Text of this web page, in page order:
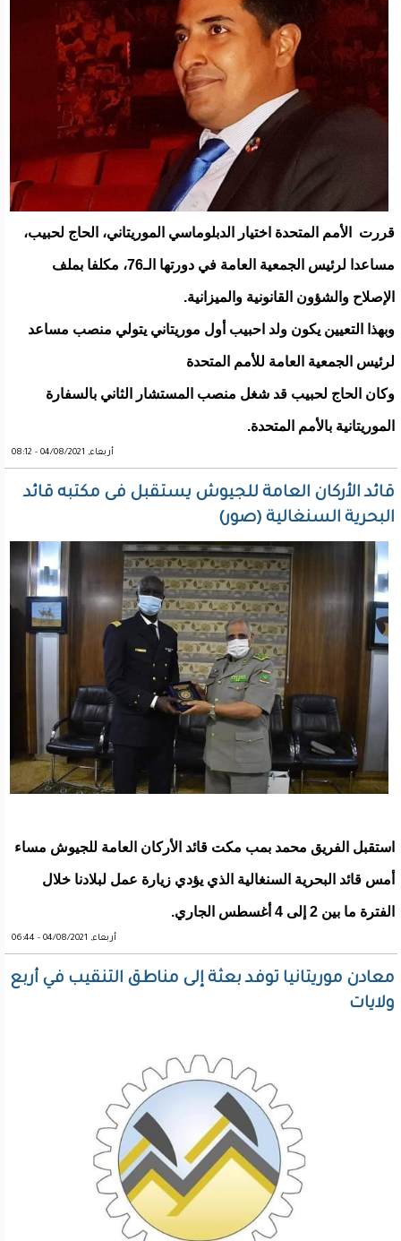
قررت الأمم المتحدة اختيار الدبلوماسي الموريتاني، الحاج لحبيب،
مساعدا لرئيس الجمعية العامة في دورتها الـ76، مكلفا بملف
الإصلاح والشؤون القانونية والميزانية.
وبهذا التعيين يكون ولد احبيب أول موريتاني يتولي منصب مساعد
لرئيس الجمعية العامة للأمم المتحدة
وكان الحاج لحبيب قد شغل منصب المستشار الثاني بالسفارة
الموريتانية بالأمم المتحدة.
أربعاء, 04/08/2021 - 08:12
قائد الأركان العامة للجيوش يستقبل فى مكتبه قائد
البحرية السنغالية (صور)
استقبل الفريق محمد بمب مكت قائد الأركان العامة للجيوش مساء
أمس قائد البحرية السنغالية الذي يؤدي زيارة عمل لبلادنا خلال
الفترة ما بين 2 إلى 4 أغسطس الجاري.
أربعاء, 04/08/2021 - 06:44
معادن موريتانيا توفد بعثة إلى مناطق التنقيب في أربع
ولايات